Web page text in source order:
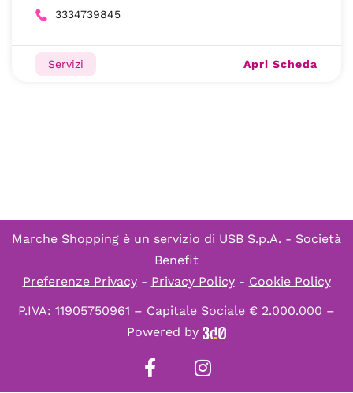
3334739845
Servizi Apri Scheda
Marche Shopping è un servizio di USB S.p.A. - Società
Benefit
Preferenze Privacy- Privacy Policy- Cookie Policy
P.IVA: 11905750961 – Capitale Sociale € 2.000.000 –
Powered by